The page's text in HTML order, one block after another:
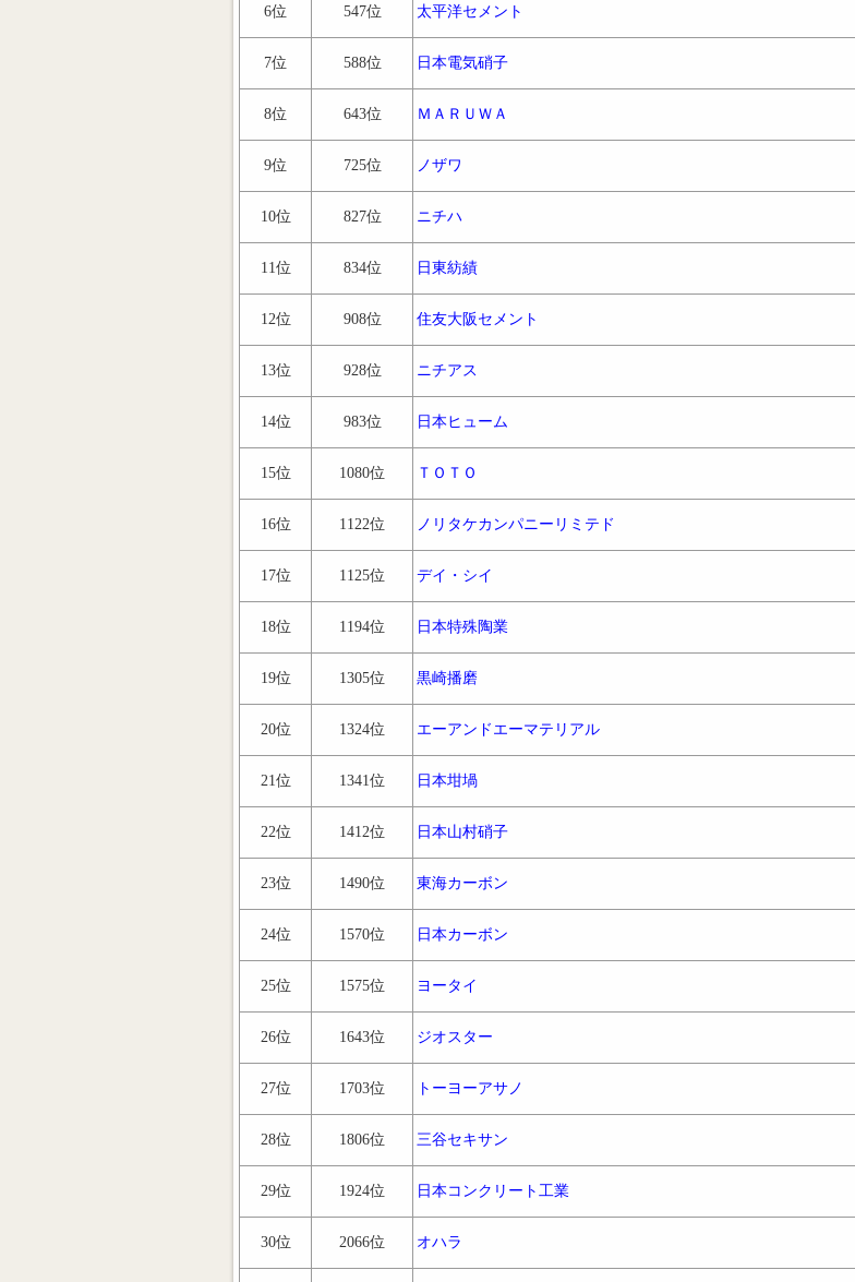
6位 547位 太平洋セメント
7位 588位 日本電気硝子
8位 643位 ＭＡＲＵＷＡ
9位 725位 ノザワ
10位 827位 ニチハ
11位 834位 日東紡績
12位 908位 住友大阪セメント
13位 928位 ニチアス
14位 983位 日本ヒューム
15位 1080位 ＴＯＴＯ
16位 1122位 ノリタケカンパニーリミテド
17位 1125位 デイ・シイ
18位 1194位 日本特殊陶業
19位 1305位 黒崎播磨
20位 1324位 エーアンドエーマテリアル
21位 1341位 日本坩堝
22位 1412位 日本山村硝子
23位 1490位 東海カーボン
24位 1570位 日本カーボン
25位 1575位 ヨータイ
26位 1643位 ジオスター
27位 1703位 トーヨーアサノ
28位 1806位 三谷セキサン
29位 1924位 日本コンクリート工業
30位 2066位 オハラ